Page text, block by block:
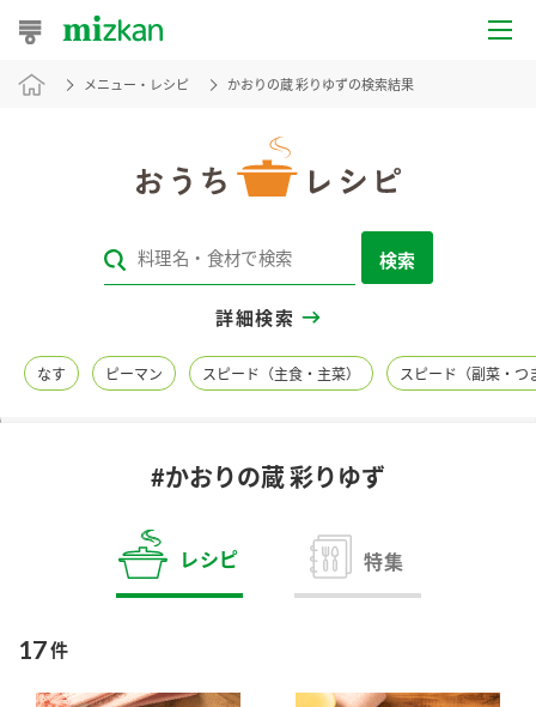
おうちレシピ
レシピカテゴリ一覧
レシピ名特集
商品カテゴリ
メニュー・レシピ かおりの蔵 彩りゆずの検索結果
検索
詳細検索
なす ピーマン スピード（主食・主菜） スピード（副菜・つ
#かおりの蔵 彩りゆず
レシピ 特集
17件